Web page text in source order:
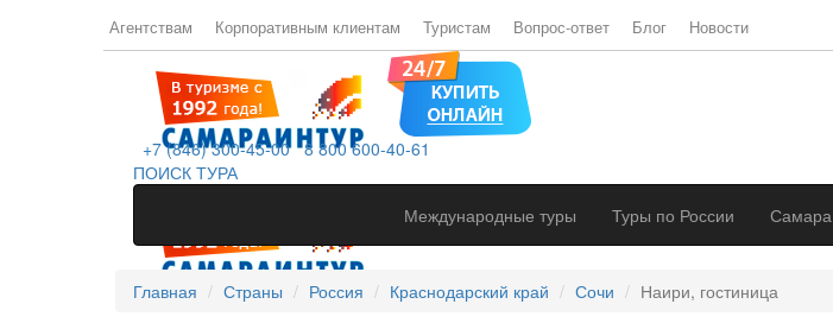
Агентствам Корпоративным клиентам Туристам Вопрос-ответ Блог Новости
+7 (846) 300-45-00 8 800 600-40-61
ПОИСК ТУРА
Международные туры
Туры по России Самара
Главная Страны Россия Краснодарский край Сочи Наири, гостиница